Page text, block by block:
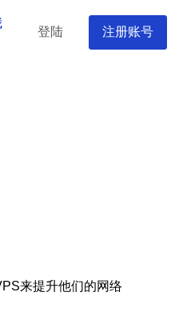
登陆 注册账号
来提升他们的网络